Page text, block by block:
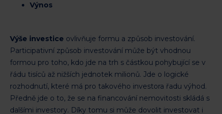
Výnos
Výše investice ovlivňuje formu a způsob investování.
Participativní způsob investování může být vhodnou
formou pro toho, kdo jde na trh s částkou pohybující se v
řádu tisíců až nižších jednotek milionů. Jde o logické
rozhodnutí, které má pro takového investora řadu výhod.
Předně jde o to, že se na financování nemovitosti skládá s
dalšími investory. Díky tomu si může dovolit investovat i